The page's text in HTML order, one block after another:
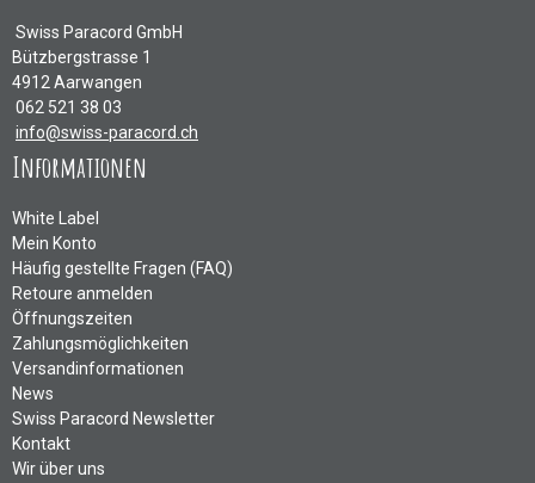
Swiss Paracord GmbH
Bützbergstrasse 1
4912 Aarwangen
062 521 38 03
info@swiss-paracord.ch
Informationen
White Label
Mein Konto
Häufig gestellte Fragen (FAQ)
Retoure anmelden
Öffnungszeiten
Zahlungsmöglichkeiten
Versandinformationen
News
Swiss Paracord Newsletter
Kontakt
Wir über uns